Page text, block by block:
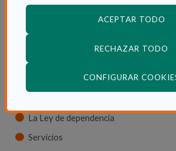
ACEPTAR TODO
RECHAZAR TODO
CONFIGURAR
Dependencia y autonomía
Dependencia en las CCAA
La Ley de dependencia
Servicios